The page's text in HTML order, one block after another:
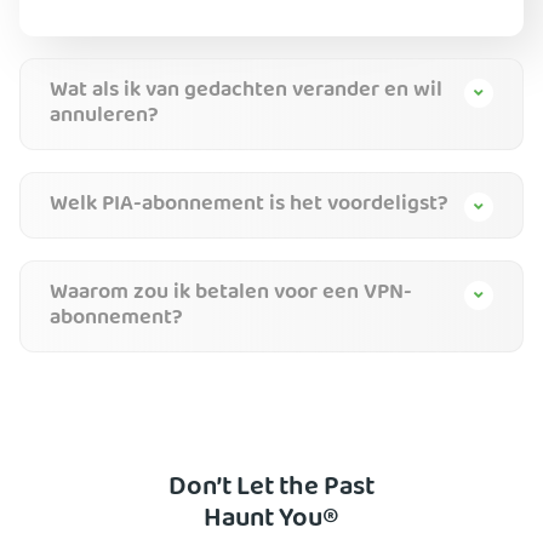
Wat als ik van gedachten verander en wil
annuleren?
Welk PIA-abonnement is het voordeligst?
Waarom zou ik betalen voor een VPN-
abonnement?
Don’t Let the Past
Haunt You®